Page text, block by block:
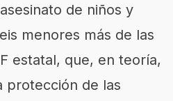
de niños y
menores más de las
estatal, que, en teoría,
protección de las